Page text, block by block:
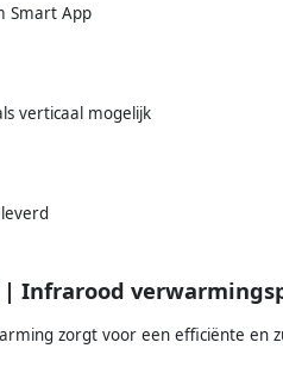
Smart App
verticaal mogelijk
Infrarood
zorgt voor een efficiënte en